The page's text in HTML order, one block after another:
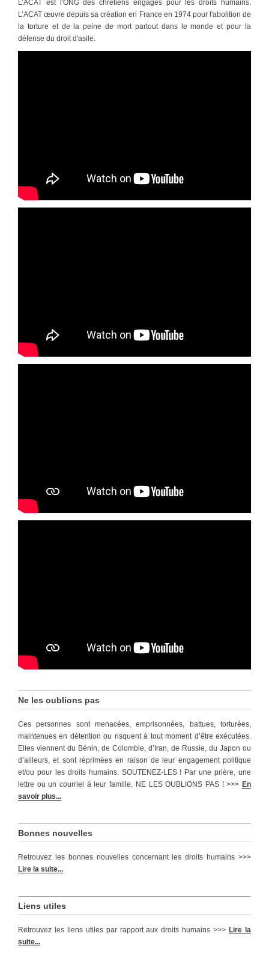
L’ACAT est l'ONG des chrétiens engagés pour les droits humains.
L’ACAT œuvre depuis sa création en France en 1974 pour l'abolition de
la torture et de la peine de mort partout dans le monde et pour la
défense du droit d'asile.
Ne les oublions pas
Ces personnes sont menacées, emprisonnées, battues, torturées,
maintenues en détention ou risquent à tout moment d’être exécutées.
Elles viennent du Bénin, de Colombie, d’Iran, de Russie, du Japon ou
d’ailleurs, et sont réprimées en raison de leur engagement politique
et/ou pour les droits humains. SOUTENEZ-LES ! Par une prière, une
lettre ou un courriel à leur famille. NE LES OUBLIONS PAS ! >>> En
savoir plus...
Bonnes nouvelles
Retrouvez les bonnes nouvelles concernant les droits humains >>>
Lire la suite...
Liens utiles
Retrouvez les liens utiles par rapport aux droits humains >>>Lire la
suite...